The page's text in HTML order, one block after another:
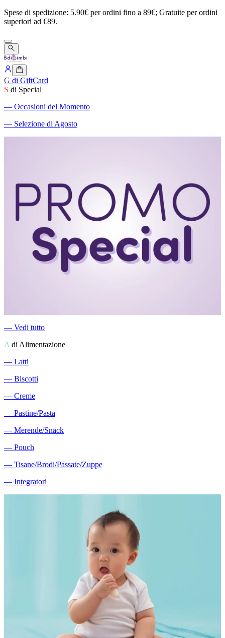
Spese di spedizione: 5.90€ perordini fino a 89€; Gratuite perordini
superiori ad €89.
G di GiftCard
S di Special
― Occasioni del Momento
― Selezione di Agosto
― Vedi tutto
A di Alimentazione
― Latti
― Biscotti
― Creme
― Pastine/Pasta
― Merende/Snack
― Pouch
― Tisane/Brodi/Passate/Zuppe
― Integratori